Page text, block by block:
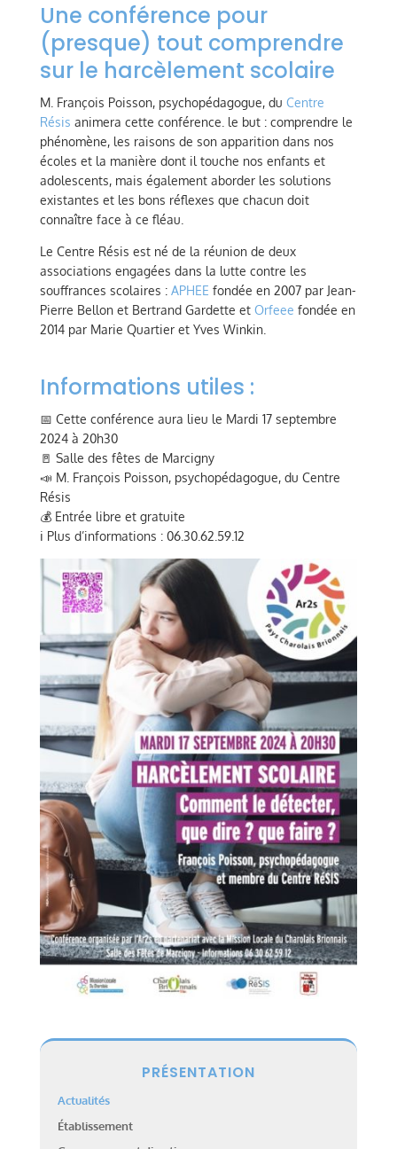
Une conférence pour
(presque) tout comprendre
sur le harcèlement scolaire
M. François Poisson, psychopédagogue, du Centre
Résis animera cette conférence. le but : comprendre le
phénomène, les raisons de son apparition dans nos
écoles et la manière dont il touche nos enfants et
adolescents, mais également aborder les solutions
existantes et les bons réflexes que chacun doit
connaître face à ce fléau.
Le Centre Résis est né de la réunion de deux
associations engagées dans la lutte contre les
souffrances scolaires : APHEE fondée en 2007 par Jean-
Pierre Bellon et Bertrand Gardette et Orfeee fondée en
2014 par Marie Quartier et Yves Winkin.
Informations utiles :
📅 Cette conférence aura lieu le Mardi 17 septembre
2024 à 20h30
🚪 Salle des fêtes de Marcigny
📣 M. François Poisson, psychopédagogue, du Centre
Résis
💰 Entrée libre et gratuite
ℹ️ Plus d’informations : 06.30.62.59.12
PRÉSENTATION
Actualités
Établissement